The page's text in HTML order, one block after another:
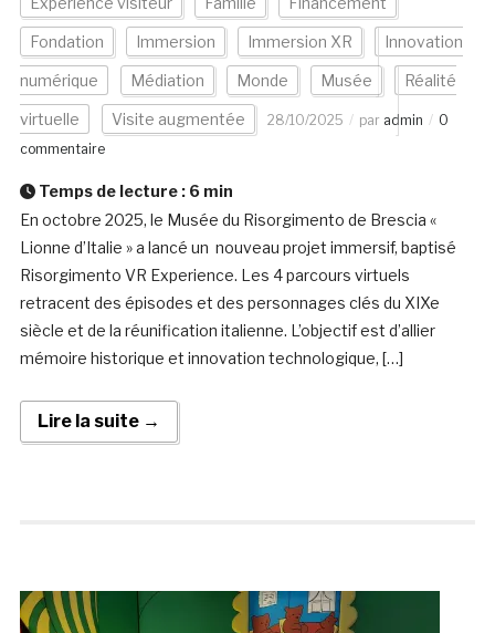
Fondation Immersion Immersion XR Innovation
numérique Médiation Monde Musée Réalité
virtuelle Visite augmentée 28/10/2025 par admin
0
commentaire
Temps de lecture : 6 min
En octobre 2025, le Musée du Risorgimento de Brescia «
Lionne d’Italie » a lancé un nouveau projet immersif, baptisé
Risorgimento VR Experience. Les 4 parcours virtuels
retracent des épisodes et des personnages clés du XIXe
siècle et de la réunification italienne. L’objectif est d’allier
mémoire historique et innovation technologique, […]
Lire la suite →